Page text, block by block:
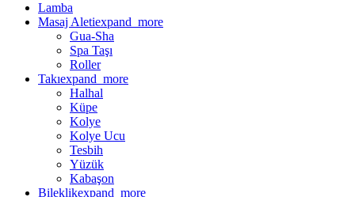
Lamba
Masaj Aletiexpand_more
Gua-Sha
Spa Taşı
Roller
Takıexpand_more
Halhal
Küpe
Kolye
Kolye Ucu
Tesbih
Yüzük
Kabaşon
Bileklikexpand_more